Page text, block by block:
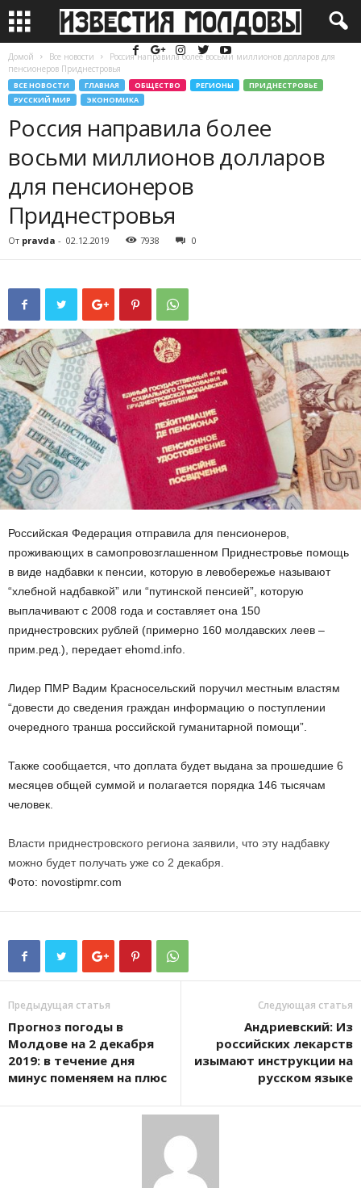
Домой Все новости
Россия направила более восьми миллионов долларов для
пенсионеров Приднестровья
ВСЕ НОВОСТИ ГЛАВНАЯ ОБЩЕСТВО РЕГИОНЫ
ПРИДНЕСТРОВЬЕ
РУССКИЙ МИР
ЭКОНОМИКА
Россия направила более
восьми миллионов долларов
для пенсионеров
Приднестровья
От pravda - 02.12.2019 7938 0
Российская Федерация отправила для пенсионеров,
проживающих в самопровозглашенном Приднестровье помощь
в виде надбавки к пенсии, которую в левобережье называют
“хлебной надбавкой” или “путинской пенсией”, которую
выплачивают с 2008 года и составляет она 150
приднестровских рублей (примерно 160 молдавских леев –
прим.ред.), передает ehomd.info.
Лидер ПМР Вадим Красносельский поручил местным властям
“довести до сведения граждан информацию о поступлении
очередного транша российской гуманитарной помощи”.
Также сообщается, что доплата будет выдана за прошедшие 6
месяцев общей суммой и полагается порядка 146 тысячам
человек.
Власти приднестровского региона заявили, что эту надбавку
можно будет получать уже со 2 декабря.
Фото: novostipmr.com
Предыдущая статья
Прогноз погоды в
Молдове на 2 декабря
2019: в течение дня
минус поменяем на плюс
Следующая статья
Андриевский: Из
российских лекарств
изымают инструкции на
русском языке